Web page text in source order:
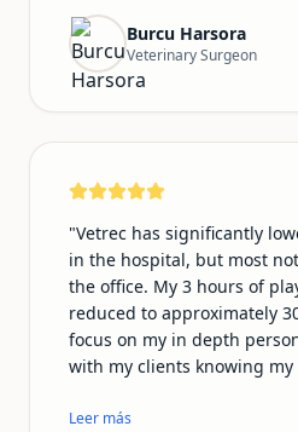
no longer feel distracted
documentation during
me to focus fully on my
very supportive and
and many of my clients do
to communicate and
language makes the
natural and personal.
Burcu Harsora
Veterinary Surgeon
"Vetrec has significantly
in the hospital, but most
the office. My 3 hours of
reduced to approximately
focus on my in depth
with my clients knowing
longer have to play catch
Leer más